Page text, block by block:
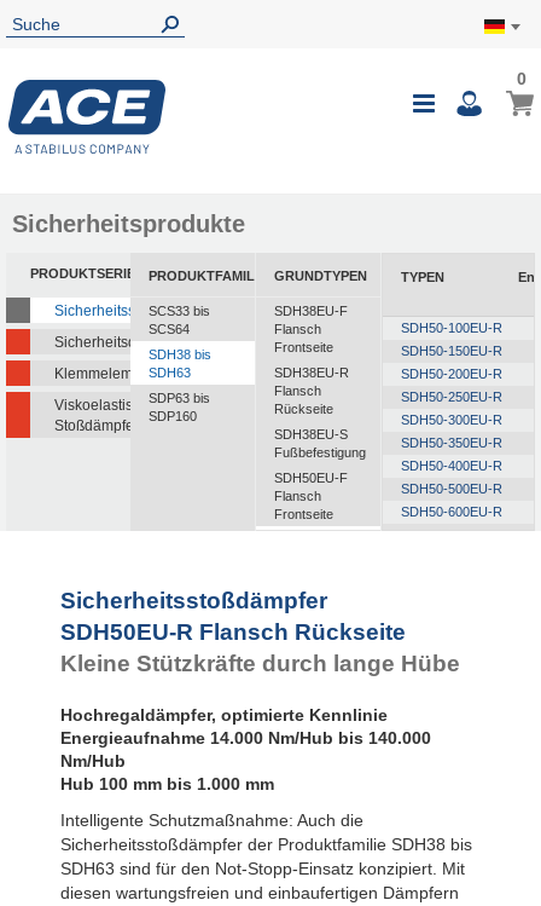
00
Sicherheitsprodukte
PRODUKTSERIEN
Sicherheitsstoßdämpfer
Sicherheitsdämpfer
Klemmelemente
Viskoelastische
Stoßdämpfer
PRODUKTFAMILIEN
SCS33 bis
SCS64
SDH38 bis
SDH63
SDP63 bis
SDP160
GRUNDTYPEN
SDH38EU-F
Flansch
Frontseite
SDH38EU-R
Flansch
Rückseite
SDH38EU-S
Fußbefestigung
SDH50EU-F
Flansch
Frontseite
SDH50EU-S
SDH63EU-F
Flansch
SDH63EU-R
Flansch
Rückseite
Fußbefestigung
TYPEN
SDH50-100EU-R
SDH50-150EU-R
SDH50-200EU-R
SDH50-250EU-R
SDH50-300EU-R
SDH50-350EU-R
SDH50-400EU-R
SDH50-500EU-R
SDH50-600EU-R
SDH50-700EU-R
Sicherheitsstoßdämpfer
SDH50EU-R Flansch Rückseite
Kleine Stützkräfte durch lange Hübe
Hochregaldämpfer, optimierte Kennlinie
Energieaufnahme 14.000 Nm/Hub bis 140.000
Nm/Hub
Hub 100 mm bis 1.000 mm
Intelligente Schutzmaßnahme: Auch die
Sicherheitsstoßdämpfer der Produktfamilie SDH38 bis
SDH63 sind für den Not-Stopp-Einsatz konzipiert. Mit
diesen wartungsfreien und einbaufertigen Dämpfern